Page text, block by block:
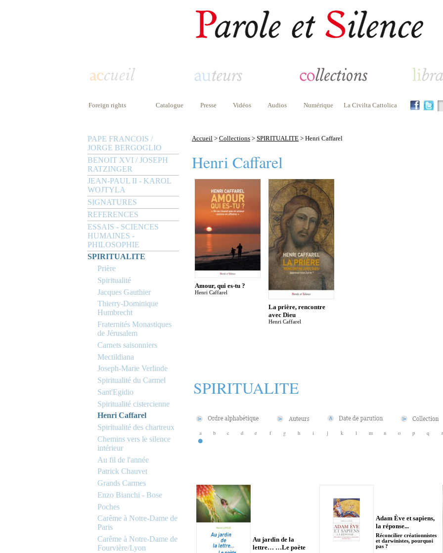
Foreign rights Catalogue Presse Vidéos Audios Numérique La Civilta Cattolica
PAPE FRANCOIS /
JORGE BERGOGLIO
BENOIT XVI / JOSEPH
RATZINGER
JEAN-PAUL II - KAROL
WOJTYLA
SIGNATURES
REFERENCES
ESSAIS - SCIENCES
HUMAINES -
PHILOSOPHIE
SPIRITUALITE
Prière
Spiritualité
Jacques Gauthier
Thierry-Dominique
Humbrecht
Fraternités Monastiques
de Jérusalem
Carnets saisonniers
Mectildiana
Joseph-Marie Verlinde
Spiritualité du Carmel
Sant'Egidio
Spiritualité cistercienne
Henri Caffarel
Spiritualité des chartreux
Chemins vers le silence
intérieur
Au fil de l'année
Patrick Chauvet
Grands Carmes
Enzo Bianchi - Bose
Poches
Carême à Notre-Dame de
Paris
Carême à Notre-Dame de
Fourvière/Lyon
Accueil > Collections > SPIRITUALITE > Henri Caffarel
Henri Caffarel
Amour, qui es-tu ?
Henri Caffarel
La prière, rencontre
avec Dieu
Henri Caffarel
SPIRITUALITE
a b c d e f g h i j k l m n o p q r
Au jardin de la
lettre… …Le poète
Adam Ève et sapiens,
la réponse...
Réconcilier créationnistes
et darwinistes, pourquoi
pas ?